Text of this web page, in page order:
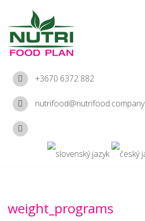
+3670 6372 882
nutrifood@nutrifood.company
weight_programs